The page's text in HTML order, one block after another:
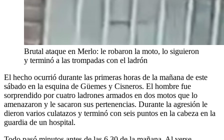
Brutal ataque en Merlo: le robaron la moto, lo siguieron
y terminó a las trompadas con el ladrón
El hecho ocurrió durante las primeras horas de la mañana de este
sábado en la esquina de Güemes y Cisneros. El hombre fue
sorprendido por cuatro ladrones armados en dos motos que lo
amenazaron y le sacaron sus pertenencias. Durante la agresión le
dieron varios culatazos y terminó con seis puntos en la cabeza en la
guardia de un hospital.